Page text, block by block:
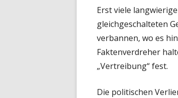
Erst viele
gleichgeschalteten
verbannen, wo es
Faktenverdreher
„Vertreibung“ fest.
Die politischen